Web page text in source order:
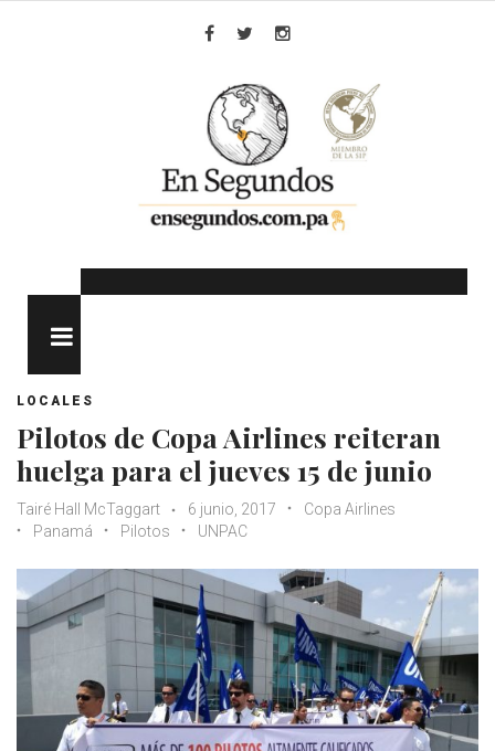
LOCALES
Pilotos de Copa Airlines reiteran
huelga para el jueves 15 de junio
Tairé Hall McTaggart 6 junio, 2017
Copa Airlines
Panamá
Pilotos UNPAC